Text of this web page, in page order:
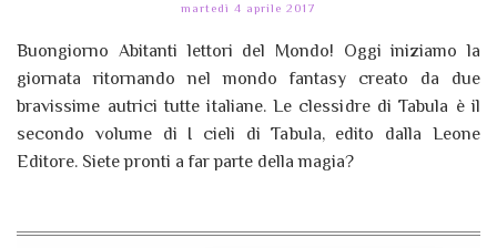
martedì 4 aprile 2017
Buongiorno Abitanti lettori del Mondo! Oggi iniziamo la
giornata ritornando nel mondo fantasy creato da due
bravissime autrici tutte italiane. Le clessidre di Tabula è il
secondo volume di I cieli di Tabula, edito dalla Leone
Editore. Siete pronti a far parte della magia?